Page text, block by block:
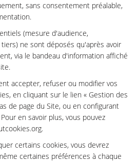
sans consentement préalable,
(mesure d'audience,
ne sont déposés qu'après avoir
via le bandeau d'information affiché
accepter, refuser ou modifier vos
en cliquant sur le lien « Gestion des
de page du Site, ou en configurant
en savoir plus, vous pouvez
.
certains cookies, vous devrez
certaines préférences à chaque